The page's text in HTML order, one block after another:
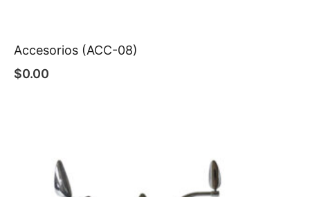
Accesorios (ACC-08)
$0.00